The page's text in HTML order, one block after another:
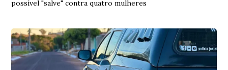
possível "salve" contra quatro mulheres